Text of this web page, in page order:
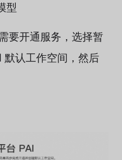
型
要开通服务，选择暂
认工作空间，然后